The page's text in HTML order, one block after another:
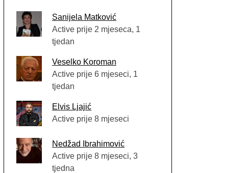
Sanijela Matković
Active prije 2 mjeseca, 1
tjedan
Veselko Koroman
Active prije 6 mjeseci, 1
tjedan
Elvis Ljajić
Active prije 8 mjeseci
Nedžad Ibrahimović
Active prije 8 mjeseci, 3
tjedna